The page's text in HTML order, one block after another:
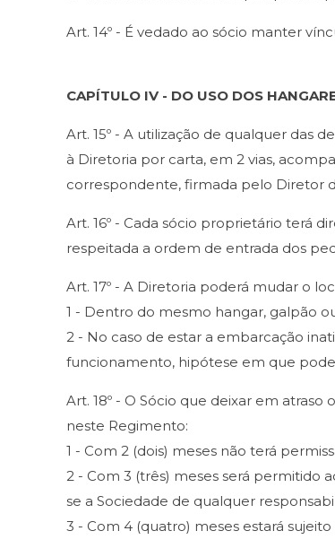
Art. 14º - É vedado ao sócio manter
CAPÍTULO IV - DO USO DOS
Art. 15º - A utilização de qualquer das
à Diretoria por carta, em 2 vias,
correspondente, firmada pelo Diretor
Art. 16º - Cada sócio proprietário terá
respeitada a ordem de entrada dos
Art. 17º - A Diretoria poderá mudar o
1 - Dentro do mesmo hangar, galpão
2 - No caso de estar a embarcação
funcionamento, hipótese em que
Art. 18º - O Sócio que deixar em
neste Regimento:
1 - Com 2 (dois) meses não terá
2 - Com 3 (três) meses será permitido
se a Sociedade de qualquer
3 - Com 4 (quatro) meses estará